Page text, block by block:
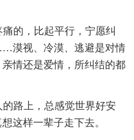
的，比起平行，宁愿纠
漠视、冷漠、逃避是对情
情还是爱情，所纠结的都
路上，总感觉世界好安
这样一辈子走下去。